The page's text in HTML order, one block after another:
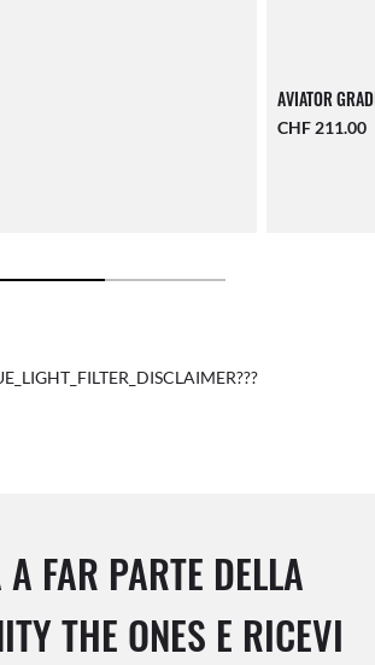
AVIATOR
CHF 211.00
A FAR PARTE DELLA
THE ONES E RICEVI